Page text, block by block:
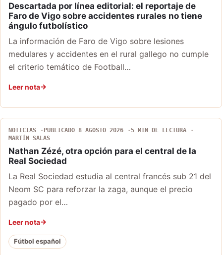
Descartada por línea editorial: el reportaje de
Faro de Vigo sobre accidentes rurales no tiene
ángulo futbolístico
La información de Faro de Vigo sobre lesiones
medulares y accidentes en el rural gallego no cumple
el criterio temático de Football…
Leer nota
NOTICIAS PUBLICADO 8 AGOSTO 2026
5 MIN DE LECTURA
MARTÍN SALAS
Nathan Zézé, otra opción para el central de la
Real Sociedad
La Real Sociedad estudia al central francés sub 21 del
Neom SC para reforzar la zaga, aunque el precio
pagado por el…
Leer nota
Fútbol español